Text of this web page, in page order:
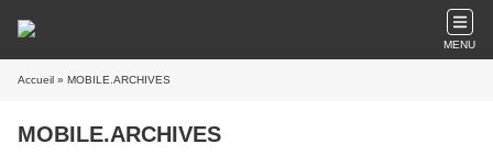
MENU
Accueil » MOBILE.ARCHIVES
MOBILE.ARCHIVES